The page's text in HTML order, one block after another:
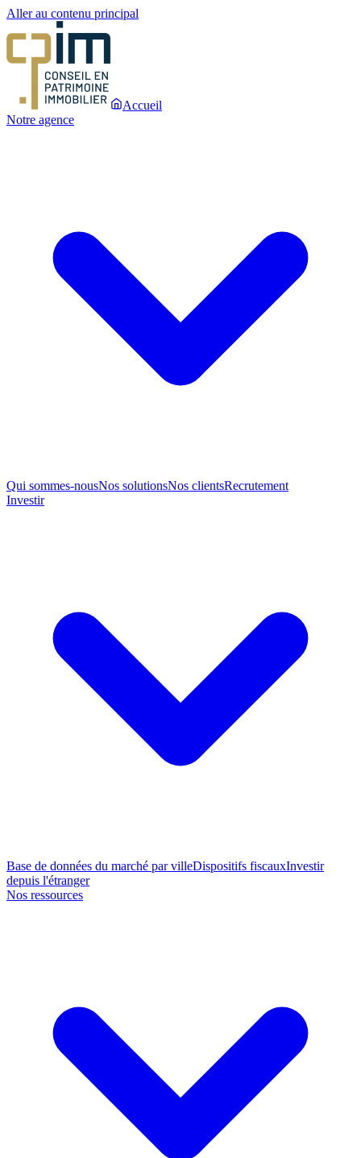
Aller au contenu principal
Accueil
Notre agence
Qui sommes-nousNos solutionsNos clientsRecrutement
Investir
Base de données du marché par villeDispositifs fiscauxInvestir
depuis l'étranger
Nos ressources